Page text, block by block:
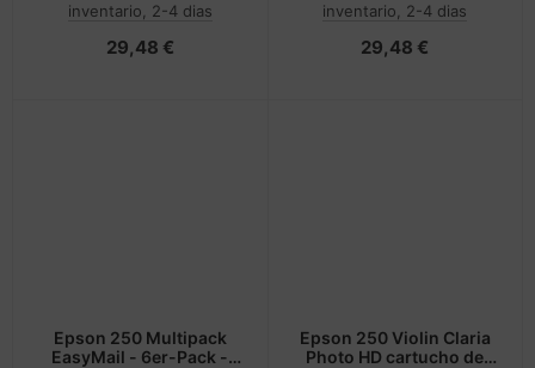
inventario, 2-4 dias
29,48 €
inventario, 2-4 dias
29,48 €
Epson 250 Multipack
EasyMail - 6er-Pack -
Epson 250 Violin Claria
Photo HD cartucho de